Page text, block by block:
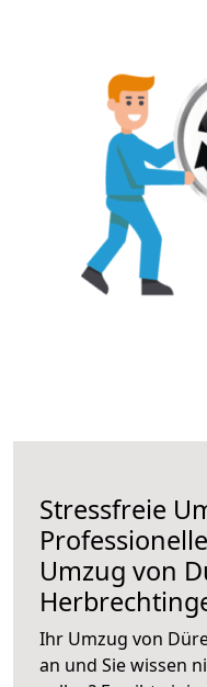
Stressfreie
Umzug von
Ihr Umzug von
an und Sie wissen